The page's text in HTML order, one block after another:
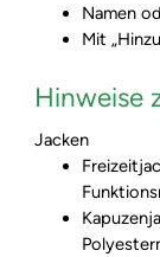
Namen
Mit
Hinweise
Jacken